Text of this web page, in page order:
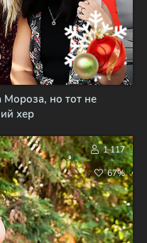
Мороза, но тот не
хер
1 117
67%